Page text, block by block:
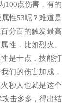
100点伤害，有的
性53呢？难道是
分百的触发最高
性，比如烈火、
是十点，技能打
们的伤害加成，
秒人也就是这个
击多多，得出结